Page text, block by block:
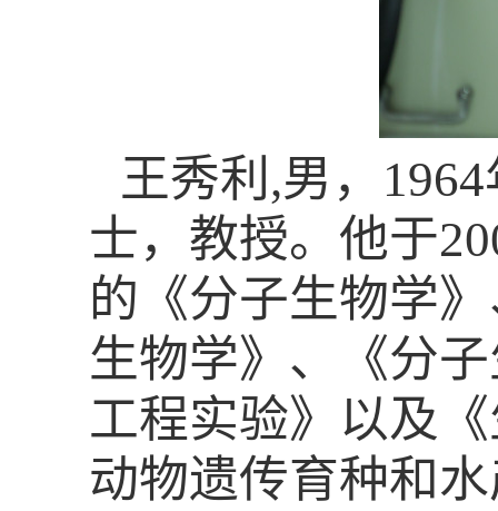
王秀利 ,男， 1964
士，教授。他于
的《分子生物学
生物学》、《分
工程实验》以及
动物遗传育种和